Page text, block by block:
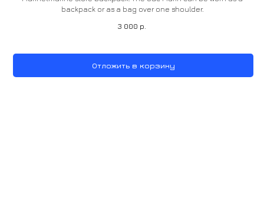
backpack or as a bag over one shoulder.
3 000 р.
Отложить в корзину